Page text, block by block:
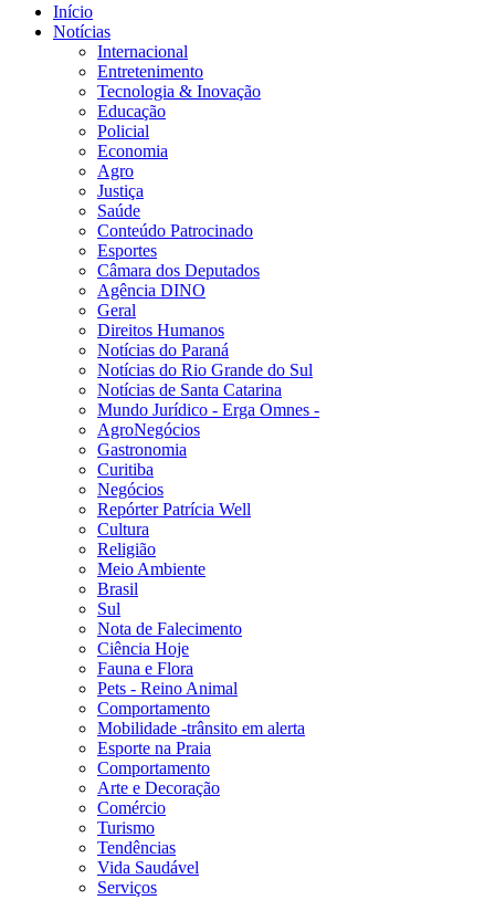
Início
Notícias
Internacional
Entretenimento
Tecnologia & Inovação
Educação
Policial
Economia
Agro
Justiça
Saúde
Conteúdo Patrocinado
Esportes
Câmara dos Deputados
Agência DINO
Geral
Direitos Humanos
Notícias do Paraná
Notícias do Rio Grande do Sul
Notícias de Santa Catarina
Mundo Jurídico - Erga Omnes -
AgroNegócios
Gastronomia
Curitiba
Negócios
Repórter Patrícia Well
Cultura
Religião
Meio Ambiente
Brasil
Sul
Nota de Falecimento
Ciência Hoje
Fauna e Flora
Pets - Reino Animal
Comportamento
Mobilidade -trânsito em alerta
Esporte na Praia
Comportamento
Arte e Decoração
Comércio
Turismo
Tendências
Vida Saudável
Serviços